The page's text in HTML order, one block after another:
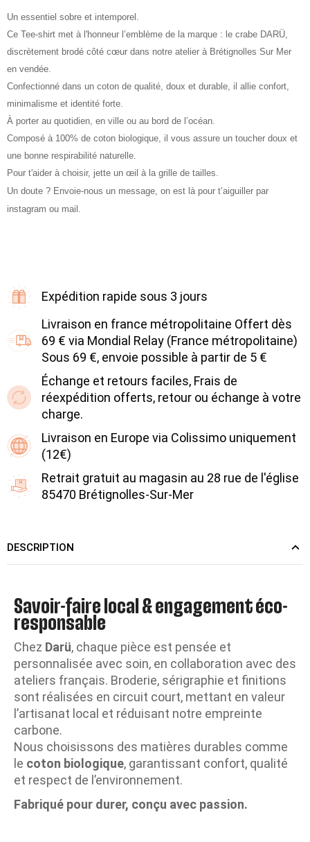
Un essentiel sobre et intemporel.
Ce Tee-shirt met à l'honneur l’emblème de la marque : le crabe DARÜ,
discrètement brodé côté cœur dans notre atelier à Brétignolles Sur Mer
en vendée.
Confectionné dans un coton de qualité, doux et durable, il allie confort,
minimalisme et identité forte.
À porter au quotidien, en ville ou au bord de l’océan.
Composé à 100% de coton biologique, il vous assure un toucher doux et
une bonne respirabilité naturelle.
Pour t'aider à choisir, jette un œil à la grille de tailles.
Un doute ? Envoie-nous un message, on est là pour t’aiguiller par
instagram ou mail.
Expédition rapide sous 3 jours
Livraison en france métropolitaine Offert dès
69 € via Mondial Relay (France métropolitaine)
Sous 69 €, envoie possible à partir de 5 €
Échange et retours faciles, Frais de
réexpédition offerts, retour ou échange à votre
charge.
Livraison en Europe via Colissimo uniquement
(12€)
Retrait gratuit au magasin au 28 rue de l'église
85470 Brétignolles-Sur-Mer
DESCRIPTION
Savoir-faire local & engagement éco-
responsable
Chez Darü, chaque pièce est pensée et
personnalisée avec soin, en collaboration avec des
ateliers français. Broderie, sérigraphie et finitions
sont réalisées en circuit court, mettant en valeur
l’artisanat local et réduisant notre empreinte
carbone.
Nous choisissons des matières durables comme
le coton biologique, garantissant confort, qualité
et respect de l’environnement.
Fabriqué pour durer, conçu avec passion.